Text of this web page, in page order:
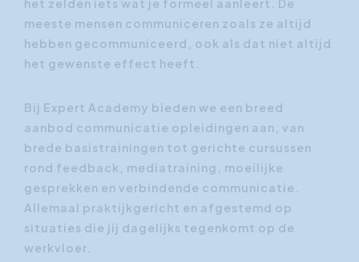
het zelden iets wat je formeel aanleert. De
meeste mensen communiceren zoals ze altijd
hebben gecommuniceerd, ook als dat niet altijd
het gewenste effect heeft.
Bij Expert Academy bieden we een breed
aanbod communicatie opleidingen aan, van
brede basistrainingen tot gerichte cursussen
rond feedback, mediatraining, moeilijke
gesprekken en verbindende communicatie.
Allemaal praktijkgericht en afgestemd op
situaties die jij dagelijks tegenkomt op de
werkvloer.